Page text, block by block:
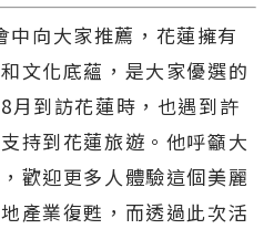
向大家推薦，花蓮擁有
文化底蘊，是大家優選的
月到訪花蓮時，也遇到許
持到花蓮旅遊。他呼籲大
歡迎更多人體驗這個美麗
產業復甦，而透過此次活